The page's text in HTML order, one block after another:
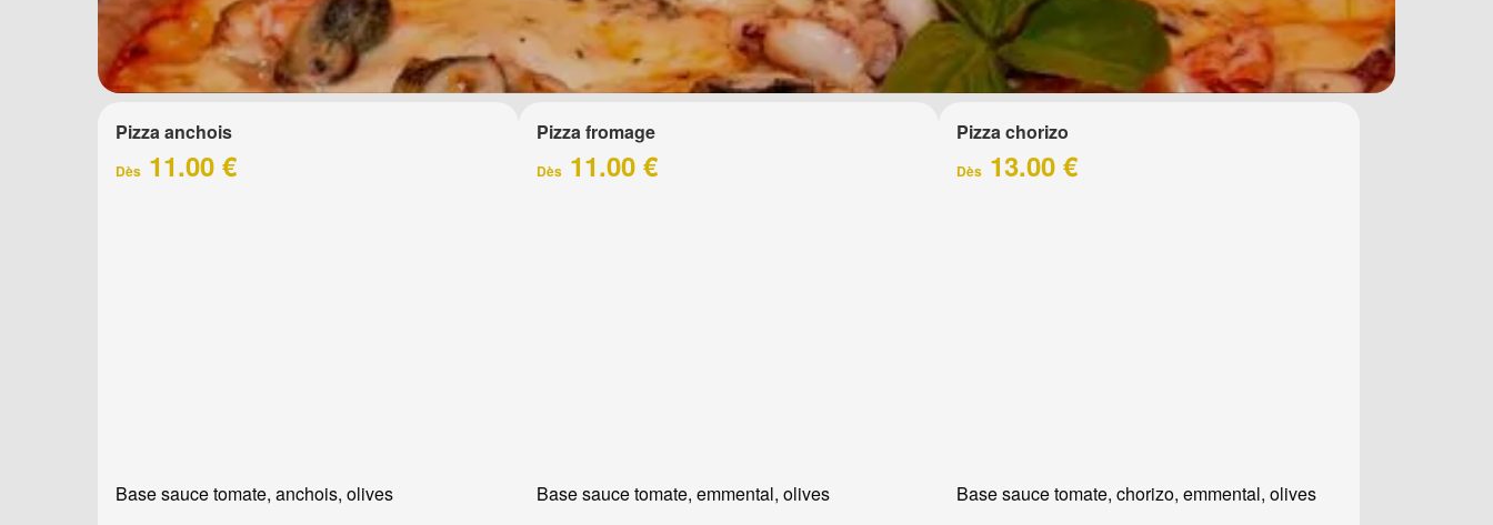
Pizza anchois
Dès 11.00 €
Base sauce tomate, anchois, olives
Pizza fromage
Dès11.00 €
Base sauce tomate, emmental, olives
Pizza chorizo
Dès 13.00 €
Base sauce tomate, chorizo, emmental, olives